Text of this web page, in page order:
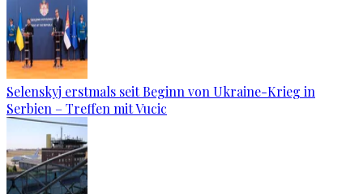
Selenskyj erstmals seit Beginn von Ukraine-Krieg in
Serbien – Treffen mit Vucic